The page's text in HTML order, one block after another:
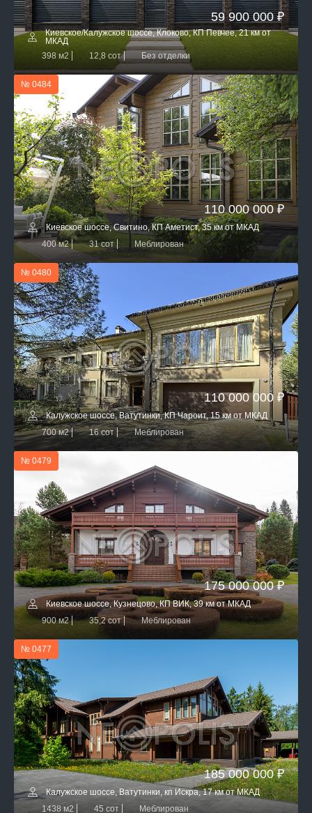
59 900 000 ₽
Киевское/Калужское шоссе, Клоково, КП Певчее, 21 км от
МКАД
398 м2
12,8 сот Без отделки
№ 0484
110 000 000 ₽
Киевское шоссе, Свитино, КП Аметист, 35 км от МКАД
400 м2
31 сот Меблирован
№ 0480
110 000 000 ₽
Калужское шоссе, Ватутинки, КП Чароит, 15 км от МКАД
700 м2
16 сот Меблирован
№ 0479
175 000 000 ₽
Киевское шоссе, Кузнецово, КП ВИК, 39 км от МКАД
900 м2
35,2 сот Меблирован
№ 0477
185 000 000 ₽
Калужское шоссе, Ватутинки, кп Искра, 17 км от МКАД
1438 м2
45 сот Меблирован